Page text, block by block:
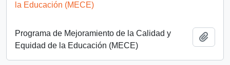
la Educación (MECE)
Programa de Mejoramiento de la Calidad y
Equidad de la Educación (MECE)